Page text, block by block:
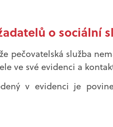
o sociální
pečovatelská služba
ve své evidenci a
v evidenci je